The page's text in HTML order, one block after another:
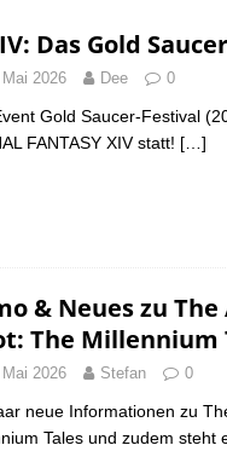
Das Gold
2026 Dee 0
Gold Saucer-Festival
FANTASY XIV statt! […]
& Neues zu
The Millennium
2026 Stefan 0
neue Informationen zu
Tales und zudem steht